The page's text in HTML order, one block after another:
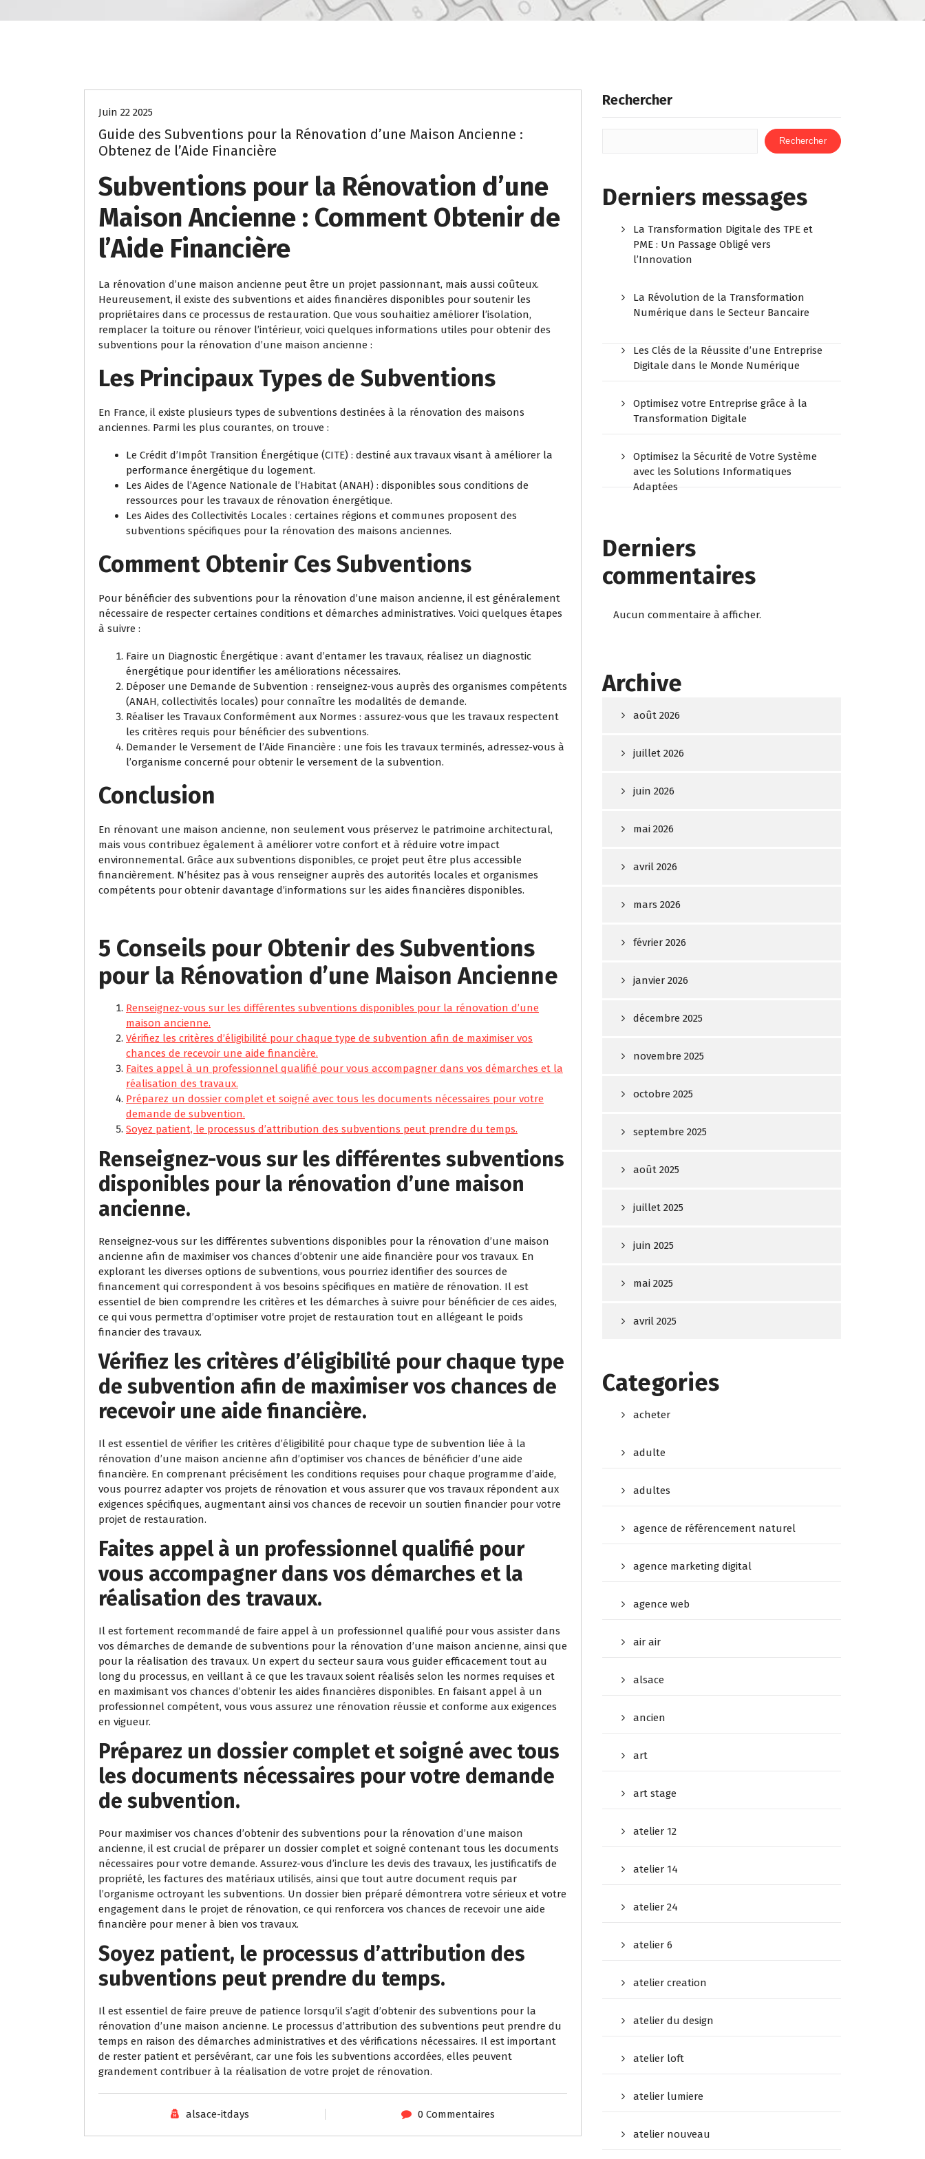
Juin 22 2025
Guide des Subventions pour la Rénovation d’une Maison Ancienne :
Obtenez de l’Aide Financière
Subventions pour la Rénovation d’une
Maison Ancienne : Comment Obtenir de
l’Aide Financière
La rénovation d’une maison ancienne peut être un projet passionnant, mais aussi coûteux.
Heureusement, il existe des subventions et aides financières disponibles pour soutenir les
propriétaires dans ce processus de restauration. Que vous souhaitiez améliorer l’isolation,
remplacer la toiture ou rénover l’intérieur, voici quelques informations utiles pour obtenir des
subventions pour la rénovation d’une maison ancienne :
Les Principaux Types de Subventions
En France, il existe plusieurs types de subventions destinées à la rénovation des maisons
anciennes. Parmi les plus courantes, on trouve :
Le Crédit d’Impôt Transition Énergétique (CITE) : destiné aux travaux visant à améliorer la
performance énergétique du logement.
Les Aides de l’Agence Nationale de l’Habitat (ANAH) : disponibles sous conditions de
ressources pour les travaux de rénovation énergétique.
Les Aides des Collectivités Locales : certaines régions et communes proposent des
subventions spécifiques pour la rénovation des maisons anciennes.
Comment Obtenir Ces Subventions
Pour bénéficier des subventions pour la rénovation d’une maison ancienne, il est généralement
nécessaire de respecter certaines conditions et démarches administratives. Voici quelques étapes
à suivre :
Faire un Diagnostic Énergétique : avant d’entamer les travaux, réalisez un diagnostic
énergétique pour identifier les améliorations nécessaires.
Déposer une Demande de Subvention : renseignez-vous auprès des organismes compétents
(ANAH, collectivités locales) pour connaître les modalités de demande.
Réaliser les Travaux Conformément aux Normes : assurez-vous que les travaux respectent
les critères requis pour bénéficier des subventions.
Demander le Versement de l’Aide Financière : une fois les travaux terminés, adressez-vous à
l’organisme concerné pour obtenir le versement de la subvention.
Conclusion
En rénovant une maison ancienne, non seulement vous préservez le patrimoine architectural,
mais vous contribuez également à améliorer votre confort et à réduire votre impact
environnemental. Grâce aux subventions disponibles, ce projet peut être plus accessible
financièrement. N’hésitez pas à vous renseigner auprès des autorités locales et organismes
compétents pour obtenir davantage d’informations sur les aides financières disponibles.
5 Conseils pour Obtenir des Subventions
pour la Rénovation d’une Maison Ancienne
Renseignez-vous sur les différentes subventions disponibles pour la rénovation d’une
maison ancienne.
Vérifiez les critères d’éligibilité pour chaque type de subvention afin de maximiser vos
chances de recevoir une aide financière.
Faites appel à un professionnel qualifié pour vous accompagner dans vos démarches et la
réalisation des travaux.
Préparez un dossier complet et soigné avec tous les documents nécessaires pour votre
demande de subvention.
Soyez patient, le processus d’attribution des subventions peut prendre du temps.
Renseignez-vous sur les différentes subventions
disponibles pour la rénovation d’une maison
ancienne.
Renseignez-vous sur les différentes subventions disponibles pour la rénovation d’une maison
ancienne afin de maximiser vos chances d’obtenir une aide financière pour vos travaux. En
explorant les diverses options de subventions, vous pourriez identifier des sources de
financement qui correspondent à vos besoins spécifiques en matière de rénovation. Il est
essentiel de bien comprendre les critères et les démarches à suivre pour bénéficier de ces aides,
ce qui vous permettra d’optimiser votre projet de restauration tout en allégeant le poids
financier des travaux.
Vérifiez les critères d’éligibilité pour chaque type
de subvention afin de maximiser vos chances de
recevoir une aide financière.
Il est essentiel de vérifier les critères d’éligibilité pour chaque type de subvention liée à la
rénovation d’une maison ancienne afin d’optimiser vos chances de bénéficier d’une aide
financière. En comprenant précisément les conditions requises pour chaque programme d’aide,
vous pourrez adapter vos projets de rénovation et vous assurer que vos travaux répondent aux
exigences spécifiques, augmentant ainsi vos chances de recevoir un soutien financier pour votre
projet de restauration.
Faites appel à un professionnel qualifié pour
vous accompagner dans vos démarches et la
réalisation des travaux.
Il est fortement recommandé de faire appel à un professionnel qualifié pour vous assister dans
vos démarches de demande de subventions pour la rénovation d’une maison ancienne, ainsi que
pour la réalisation des travaux. Un expert du secteur saura vous guider efficacement tout au
long du processus, en veillant à ce que les travaux soient réalisés selon les normes requises et
en maximisant vos chances d’obtenir les aides financières disponibles. En faisant appel à un
professionnel compétent, vous vous assurez une rénovation réussie et conforme aux exigences
en vigueur.
Préparez un dossier complet et soigné avec tous
les documents nécessaires pour votre demande
de subvention.
Pour maximiser vos chances d’obtenir des subventions pour la rénovation d’une maison
ancienne, il est crucial de préparer un dossier complet et soigné contenant tous les documents
nécessaires pour votre demande. Assurez-vous d’inclure les devis des travaux, les justificatifs de
propriété, les factures des matériaux utilisés, ainsi que tout autre document requis par
l’organisme octroyant les subventions. Un dossier bien préparé démontrera votre sérieux et votre
engagement dans le projet de rénovation, ce qui renforcera vos chances de recevoir une aide
financière pour mener à bien vos travaux.
Soyez patient, le processus d’attribution des
subventions peut prendre du temps.
Il est essentiel de faire preuve de patience lorsqu’il s’agit d’obtenir des subventions pour la
rénovation d’une maison ancienne. Le processus d’attribution des subventions peut prendre du
temps en raison des démarches administratives et des vérifications nécessaires. Il est important
de rester patient et persévérant, car une fois les subventions accordées, elles peuvent
grandement contribuer à la réalisation de votre projet de rénovation.
alsace-itdays 0 Commentaires
Rechercher
Rechercher
Derniers messages
La Transformation Digitale des TPE et
PME : Un Passage Obligé vers
l’Innovation
La Révolution de la Transformation
Numérique dans le Secteur Bancaire
Les Clés de la Réussite d’une Entreprise
Digitale dans le Monde Numérique
Optimisez votre Entreprise grâce à la
Transformation Digitale
Optimisez la Sécurité de Votre Système
avec les Solutions Informatiques
Adaptées
Derniers
commentaires
Aucun commentaire à afficher.
Archive
août 2026
juillet 2026
juin 2026
mai 2026
avril 2026
mars 2026
février 2026
janvier 2026
décembre 2025
novembre 2025
octobre 2025
septembre 2025
août 2025
juillet 2025
juin 2025
mai 2025
avril 2025
Categories
acheter
adulte
adultes
agence de référencement naturel
agence marketing digital
agence web
air air
alsace
ancien
art
art stage
atelier 12
atelier 14
atelier 24
atelier 6
atelier creation
atelier du design
atelier loft
atelier lumiere
atelier nouveau